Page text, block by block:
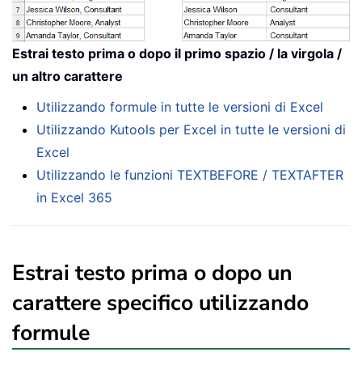
Estrai testo prima o dopo il primo spazio / la virgola /
un altro carattere
Utilizzando formule in tutte le versioni di Excel
Utilizzando Kutools per Excel in tutte le versioni di
Excel
Utilizzando le funzioni TEXTBEFORE / TEXTAFTER
in Excel 365
Estrai testo prima o dopo un
carattere specifico utilizzando
formule